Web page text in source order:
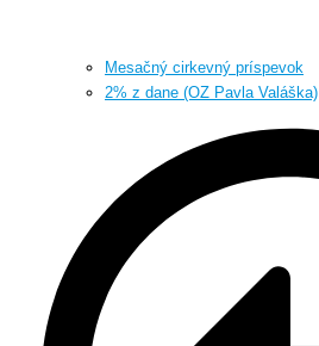
Mesačný cirkevný príspevok
2% z dane (OZ Pavla Valáška)